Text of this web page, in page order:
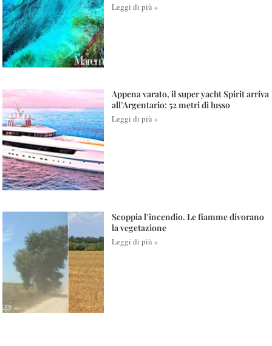
Leggi di più »
Appena varato, il super yacht Spirit arriva
all’Argentario: 52 metri di lusso
Leggi di più »
Scoppia l’incendio. Le fiamme divorano
la vegetazione
Leggi di più »